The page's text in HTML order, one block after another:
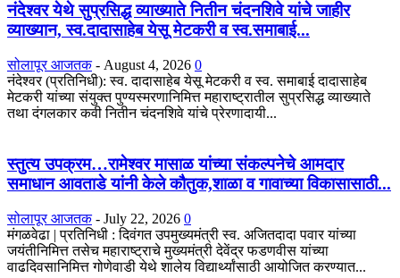
नंदेश्वर येथे सुप्रसिद्ध व्याख्याते नितीन चंदनशिवे यांचे जाहीर
व्याख्यान, स्व.दादासाहेब येसू मेटकरी व स्व.समाबाई...
सोलापूर आजतक - August 4, 2026 0
नंदेश्वर (प्रतिनिधी): स्व. दादासाहेब येसू मेटकरी व स्व. समाबाई दादासाहेब
मेटकरी यांच्या संयुक्त पुण्यस्मरणानिमित्त महाराष्ट्रातील सुप्रसिद्ध व्याख्याते
तथा दंगलकार कवी नितीन चंदनशिवे यांचे प्रेरणादायी...
स्तुत्य उपक्रम…रामेश्वर मासाळ यांच्या संकल्पनेचे आमदार
समाधान आवताडे यांनी केले कौतुक,शाळा व गावाच्या विकासासाठी...
सोलापूर आजतक - July 22, 2026 0
मंगळवेढा | प्रतिनिधी : दिवंगत उपमुख्यमंत्री स्व. अजितदादा पवार यांच्या
जयंतीनिमित्त तसेच महाराष्ट्राचे मुख्यमंत्री देवेंद्र फडणवीस यांच्या
वाढदिवसानिमित्त गोणेवाडी येथे शालेय विद्यार्थ्यांसाठी आयोजित करण्यात...